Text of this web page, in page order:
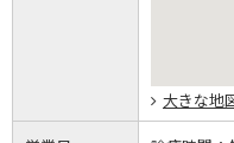
大きな地